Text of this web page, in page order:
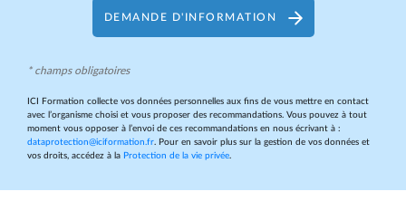
DEMANDE D'INFORMATION
* champs obligatoires
ICI Formation collecte vos données personnelles aux fins de vous mettre en contact
avec l’organisme choisi et vous proposer des recommandations. Vous pouvez à tout
moment vous opposer à l’envoi de ces recommandations en nous écrivant à :
dataprotection@iciformation.fr. Pour en savoir plus sur la gestion de vos données et
vos droits, accédez à la Protection de la vie privée.